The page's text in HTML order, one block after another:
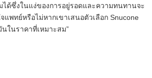
ด้ซึ่งในแง่ของการอยู่รอดและความทนทานจะ
พทย์หรือไม่หากเขาเสนอตัวเลือก Snucone
ในราคาที่เหมาะสม”